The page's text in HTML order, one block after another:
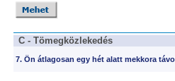
C - Tömegközlekedés
7. Ön átlagosan egy hét alatt mekkora